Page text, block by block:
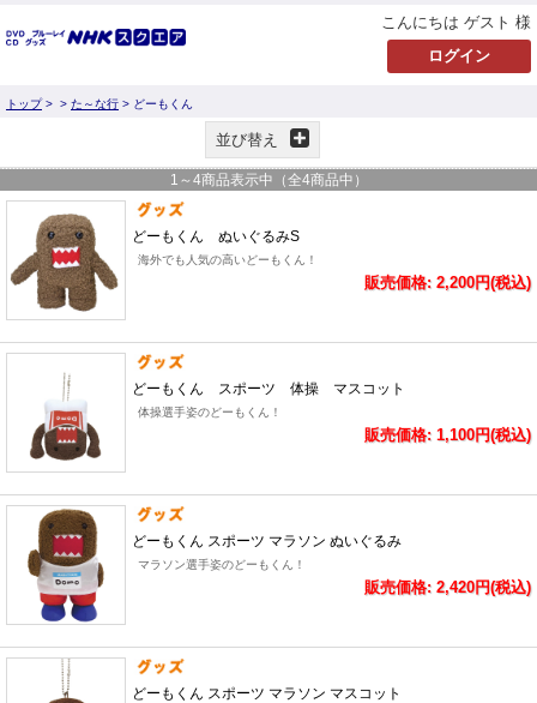
こんにちは ゲスト 様
トップ> > た～な行 > どーもくん
並び替え
1 ～ 4商品表示中（全4商品中）
どーもくん ぬいぐるみS
海外でも人気の高いどーもくん！
販売価格: 2,200円(税込)
どーもくん スポーツ 体操 マスコット
体操選手姿のどーもくん！
販売価格: 1,100円(税込)
どーもくん スポーツ マラソン ぬいぐるみ
マラソン選手姿のどーもくん！
販売価格: 2,420円(税込)
どーもくん スポーツ マラソン マスコット